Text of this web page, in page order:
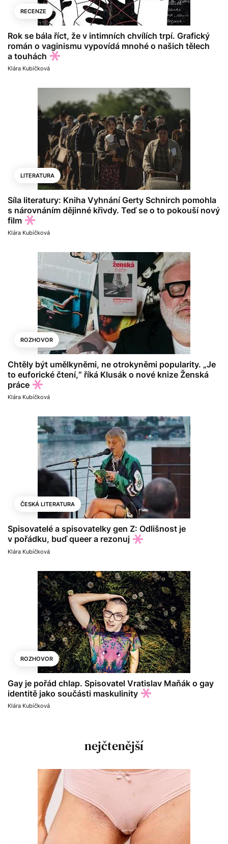
RECENZE
Rok se bála říct, že v intimních chvílích trpí. Grafický
román o vaginismu vypovídá mnohé o našich tělech
a touhách
Klára Kubíčková
LITERATURA
Síla literatury: Kniha Vyhnání Gerty Schnirch pomohla
s nárovnáním dějinné křivdy. Teď se o to pokouší nový
film
Klára Kubíčková
ROZHOVOR
Chtěly být umělkyněmi, ne otrokyněmi popularity. „Je
to euforické čtení,“ říká Klusák o nové knize Ženská
práce
Klára Kubíčková
ČESKÁ LITERATURA
Spisovatelé a spisovatelky gen Z: Odlišnost je
v pořádku, buď queer a rezonuj
Klára Kubíčková
ROZHOVOR
Gay je pořád chlap. Spisovatel Vratislav Maňák o gay
identitě jako součásti maskulinity
Klára Kubíčková
nejčtenější